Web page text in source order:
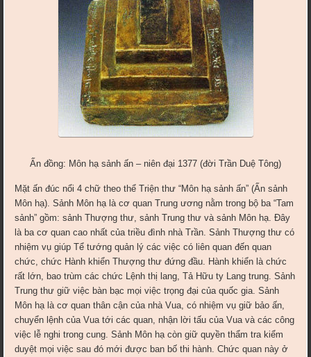
Ấn đồng: Môn hạ sảnh ấn – niên đại 1377 (đời Trần Duệ Tông)
Mặt ấn đúc nổi 4 chữ theo thể Triện thư “Môn hạ sảnh ấn” (Ấn sảnh
Môn hạ). Sảnh Môn hạ là cơ quan Trung ương nằm trong bộ ba “Tam
sảnh” gồm: sảnh Thượng thư, sảnh Trung thư và sảnh Môn hạ. Đây
là ba cơ quan cao nhất của triều đình nhà Trần. Sảnh Thượng thư có
nhiệm vụ giúp Tể tướng quản lý các việc có liên quan đến quan
chức, chức Hành khiển Thượng thư đứng đầu. Hành khiển là chức
rất lớn, bao trùm các chức Lệnh thị lang, Tả Hữu ty Lang trung. Sảnh
Trung thư giữ việc bàn bạc mọi việc trọng đại của quốc gia. Sảnh
Môn hạ là cơ quan thân cận của nhà Vua, có nhiệm vụ giữ bảo ấn,
chuyển lệnh của Vua tới các quan, nhận lời tấu của Vua và các công
việc lễ nghi trong cung. Sảnh Môn hạ còn giữ quyền thẩm tra kiểm
duyệt mọi việc sau đó mới được ban bố thi hành. Chức quan này ở